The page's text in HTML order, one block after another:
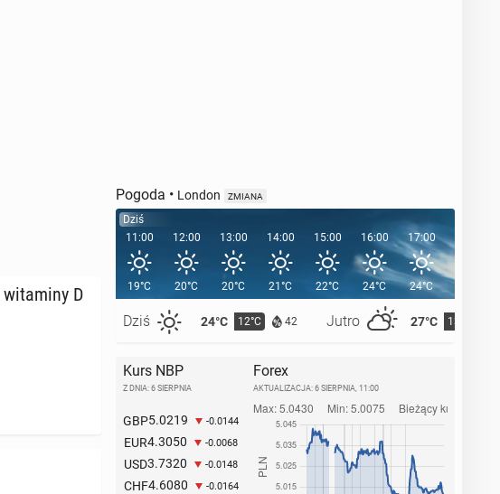
D
Pogoda • London ZMIANA
Dziś
11:00
19°C
Dziś 24°C 12°C 42 Jutro 27°C 13°C
12:00
20°C
13:00
20°C
14:00
21°C
15:00
22°C
16:00
24°C
17:00
24°C
18:00
Kurs NBP
Z DNIA: 6 SIERPNIA
GBP5.0219 -0.0144
EUR4.3050 -0.0068
USD3.7320 -0.0148
CHF4.6080 -0.0164
Forex
AKTUALIZACJA: 6 SIERPNIA, 11:00